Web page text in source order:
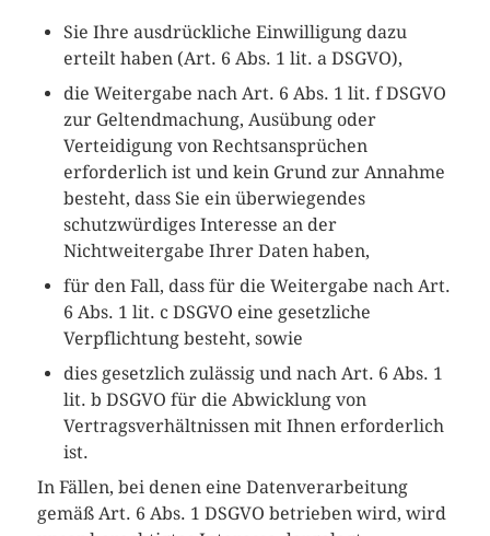
Sie Ihre ausdrückliche Einwilligung dazu
erteilt haben (Art. 6 Abs. 1 lit. a DSGVO),
die Weitergabe nach Art. 6 Abs. 1 lit. f DSGVO
zur Geltendmachung, Ausübung oder
Verteidigung von Rechtsansprüchen
erforderlich ist und kein Grund zur Annahme
besteht, dass Sie ein überwiegendes
schutzwürdiges Interesse an der
Nichtweitergabe Ihrer Daten haben,
für den Fall, dass für die Weitergabe nach Art.
6 Abs. 1 lit. c DSGVO eine gesetzliche
Verpflichtung besteht, sowie
dies gesetzlich zulässig und nach Art. 6 Abs. 1
lit. b DSGVO für die Abwicklung von
Vertragsverhältnissen mit Ihnen erforderlich
ist.
In Fällen, bei denen eine Datenverarbeitung
gemäß Art. 6 Abs. 1 DSGVO betrieben wird, wird